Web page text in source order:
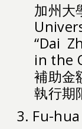
加州大
“Dai
in the
補助金
執行期
3. Fu-